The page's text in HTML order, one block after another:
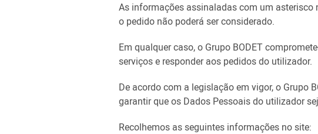
As informações assinaladas com um
o pedido não poderá ser considerado.
Em qualquer caso, o Grupo BODET
serviços e responder aos pedidos do utilizador.
De acordo com a legislação em vigor, o Grupo
garantir que os Dados Pessoais do utilizador
Recolhemos as seguintes informações no site: